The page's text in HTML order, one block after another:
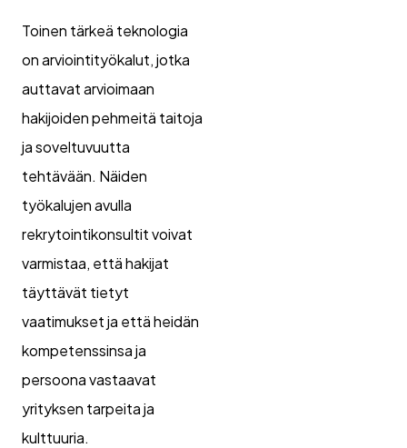
Toinen tärkeä teknologia
on arviointityökalut, jotka
auttavat arvioimaan
hakijoiden pehmeitä taitoja
ja soveltuvuutta
tehtävään. Näiden
työkalujen avulla
rekrytointikonsultit voivat
varmistaa, että hakijat
täyttävät tietyt
vaatimukset ja että heidän
kompetenssinsa ja
persoona vastaavat
yrityksen tarpeita ja
kulttuuria.